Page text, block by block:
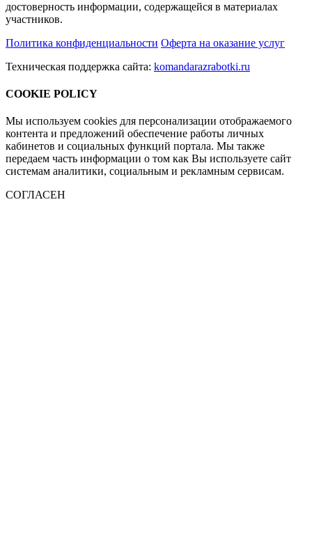
достоверность информации, содержащейся в материалах
участников.
Политика конфиденциальности Оферта на оказание услуг
Техническая поддержка сайта: komandarazrabotki.ru
COOKIE POLICY
Мы используем cookies для персонализации отображаемого
контента и предложений обеспечение работы личных
кабинетов и социальных функций портала. Мы также
передаем часть информации о том как Вы используете сайт
системам аналитики, социальным и рекламным сервисам.
СОГЛАСЕН